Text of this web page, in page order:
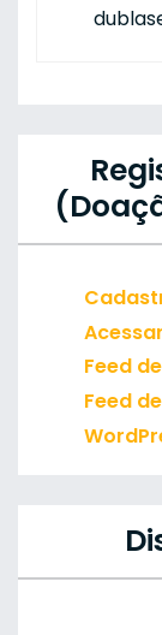
Acessar
Feed
Feed